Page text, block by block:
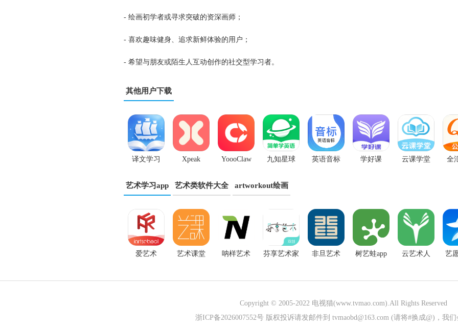
- 绘画初学者或寻求突破的资深画师；
- 喜欢趣味健身、追求新鲜体验的用户；
- 希望与朋友或陌生人互动创作的社交型学习者。
其他用户下载
译文学习
app
Xpeak YoooClaw 九知星球 英语音标 学好课 云课学堂 全
艺术学习app 艺术类软件大全 artworkout绘画
爱艺术 艺术课堂 呐样艺术 芬享艺术家 非旦艺术 树艺蛙app 云艺术人 艺
Copyright © 2005-2022 电视猫(www.tvmao.com).All Rights Reserved
浙ICP备2026007552号 版权投诉请发邮件到 tvmaobd@163.com (请将#换成@)，我